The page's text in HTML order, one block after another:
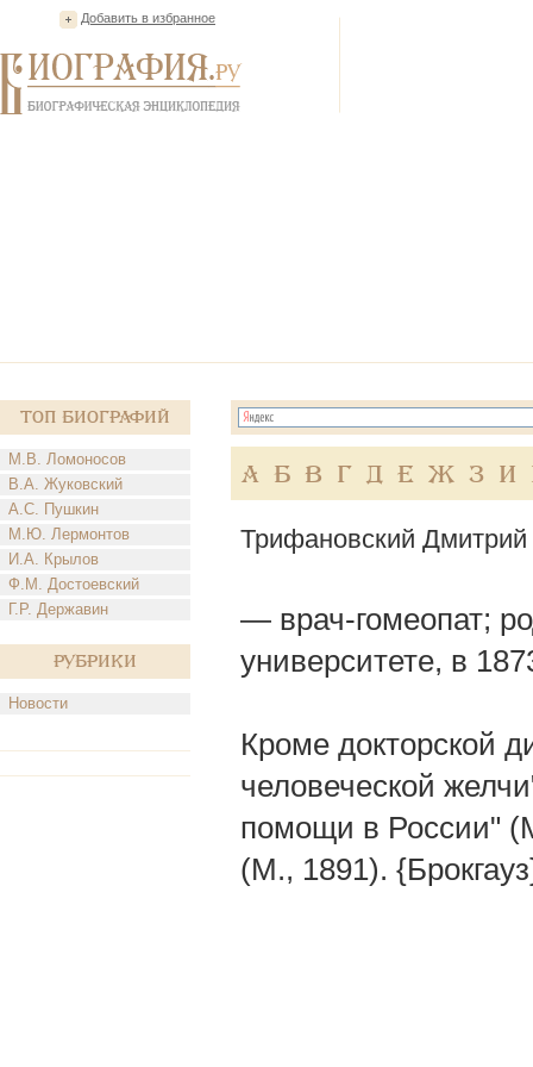
Добавить в избранное
Топ Биографий
М.В. Ломоносов
В.А. Жуковский
А.С. Пушкин
М.Ю. Лермонтов
И.А. Крылов
Ф.М. Достоевский
Г.Р. Державин
Рубрики
Новости
А Б В Г Д Е Ж З И
Трифановский
— врач-гомеопат;
университете, в
Кроме докторской
человеческой
помощи в России"
(М., 1891).